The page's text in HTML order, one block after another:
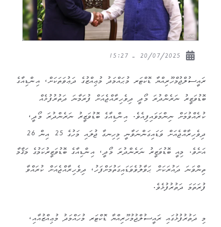
ރައީސުލްޖުމްހޫރިއްޔާ ޑޮކްޓަރ މުޙައްމަދު މުޢިއްޒުގެ ދަޢުވަތަކަށް، އިންޑިއާގެ
ބޮޑުވަޒީރު ނަރެންދުރަ މޯދީ ދިވެހިރާއްޖެއަށް ފުރަމާނަ ދަތުރުފުޅެއް
ކުރެއްވުމަށް ނިންމަވައިފިއެވެ. އިންޑިއާގެ ބޮޑުވަޒީރު ނަރެންދުރަ މޯދީ،
ދިވެހިރާއްޖެއަށް ވަޑައިގަންނަވާނީ މިހިނގާ ޖުލައި މަހުގެ 25 އިން 26
އަށެވެ. މިއީ ބޮޑުވަޒީރު ނަރެންދުރަ މޯދީ، އިންޑިއާގެ ބޮޑުވަޒީރުކަމުގެ މަޤާމާ
ތިންވަނަ ދައުރަކަށް ޙަވާލުވެވަޑައިގަތުމަށްފަހު، ދިވެހިރާއްޖެއަށް ކުރައްވާ
ފުރަތަމަ ދަތުރުފުޅެވެ.
މި ދަތުރުފުޅުގައި ރައީސުލްޖުމުހޫރިއްޔާ ޑޮކްޓަރ މުހައްމަދު މުޢިއްޒުއާއި،